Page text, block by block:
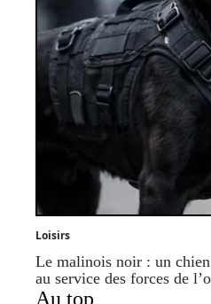
Loisirs
Le malinois noir : un
au service des forces de
Au top